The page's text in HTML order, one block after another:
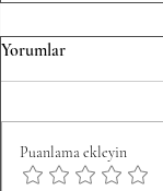
TU/110826
MetCon EMOM
Jump Overs 4th:
Yorumlar
Puanlama ekleyin